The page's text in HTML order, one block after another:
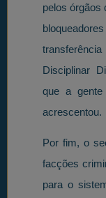
pelos órgãos
Disciplinar
que a gente
acrescentou.
Por fim, o
facções
para o